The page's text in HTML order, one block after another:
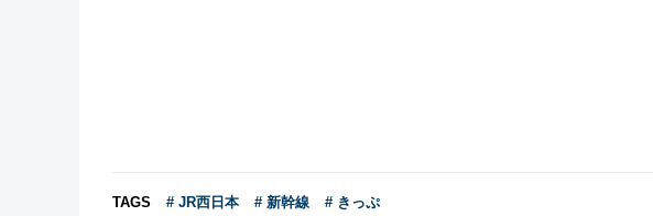
TAGS # JR西日本 # 新幹線 # きっぷ